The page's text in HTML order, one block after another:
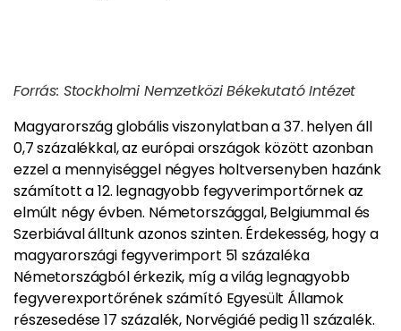
Forrás: Stockholmi Nemzetközi Békekutató Intézet
Magyarország globális viszonylatban a 37. helyen áll
0,7 százalékkal, az európai országok között azonban
ezzel a mennyiséggel négyes holtversenyben hazánk
számított a 12. legnagyobb fegyverimportőrnek az
elmúlt négy évben. Németországgal, Belgiummal és
Szerbiával álltunk azonos szinten. Érdekesség, hogy a
magyarországi fegyverimport 51 százaléka
Németországból érkezik, míg a világ legnagyobb
fegyverexportőrének számító Egyesült Államok
részesedése 17 százalék, Norvégiáé pedig 11 százalék.